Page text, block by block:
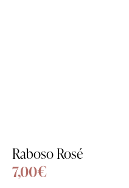
Raboso Rosé
7,00€